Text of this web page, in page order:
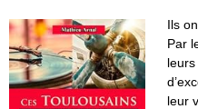
Ils
Par
leur